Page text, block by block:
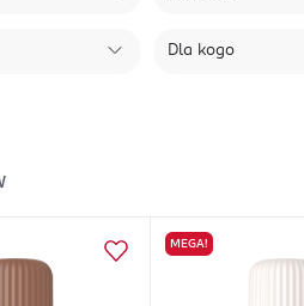
Dla kogo
MEGA!